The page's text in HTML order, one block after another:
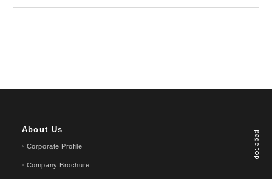
page top
About Us
Corporate Profile
Company Brochure